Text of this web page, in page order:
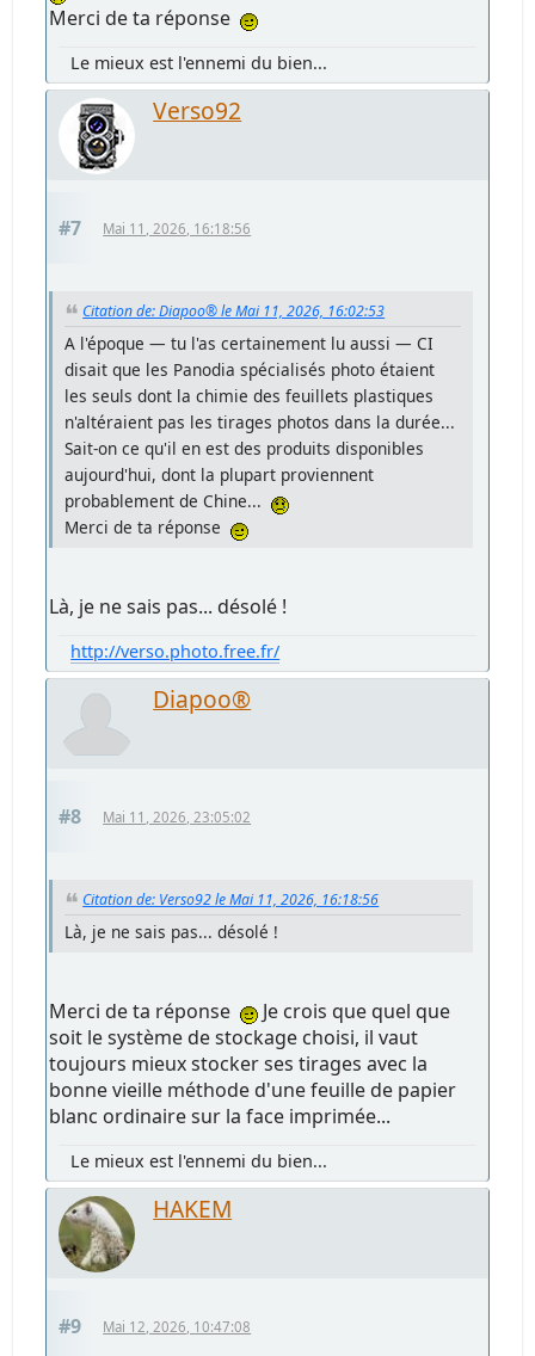
Merci de ta réponse
Le mieux est l'ennemi du bien...
Verso92
#7 Mai 11, 2026, 16:18:56
Citation de: Diapoo® le Mai 11, 2026, 16:02:53
A l'époque — tu l'as certainement lu aussi — CI
disait que les Panodia spécialisés photo étaient
les seuls dont la chimie des feuillets plastiques
n'altéraient pas les tirages photos dans la durée...
Sait-on ce qu'il en est des produits disponibles
aujourd'hui, dont la plupart proviennent
probablement de Chine...
Merci de ta réponse
Là, je ne sais pas... désolé !
http://verso.photo.free.fr/
Diapoo®
#8 Mai 11, 2026, 23:05:02
Citation de: Verso92 le Mai 11, 2026, 16:18:56
Là, je ne sais pas... désolé !
Merci de ta réponse
Je crois que quel que
soit le système de stockage choisi, il vaut
toujours mieux stocker ses tirages avec la
bonne vieille méthode d'une feuille de papier
blanc ordinaire sur la face imprimée...
Le mieux est l'ennemi du bien...
HAKEM
#9 Mai 12, 2026, 10:47:08